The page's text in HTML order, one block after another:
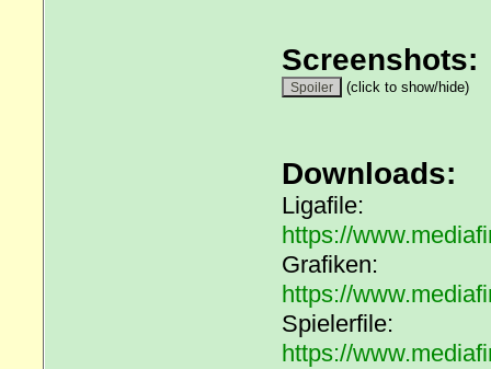
Screenshots:
(click to show/hide)
Downloads:
Ligafile:
https://
Grafiken:
https://
Spielerfile:
https://